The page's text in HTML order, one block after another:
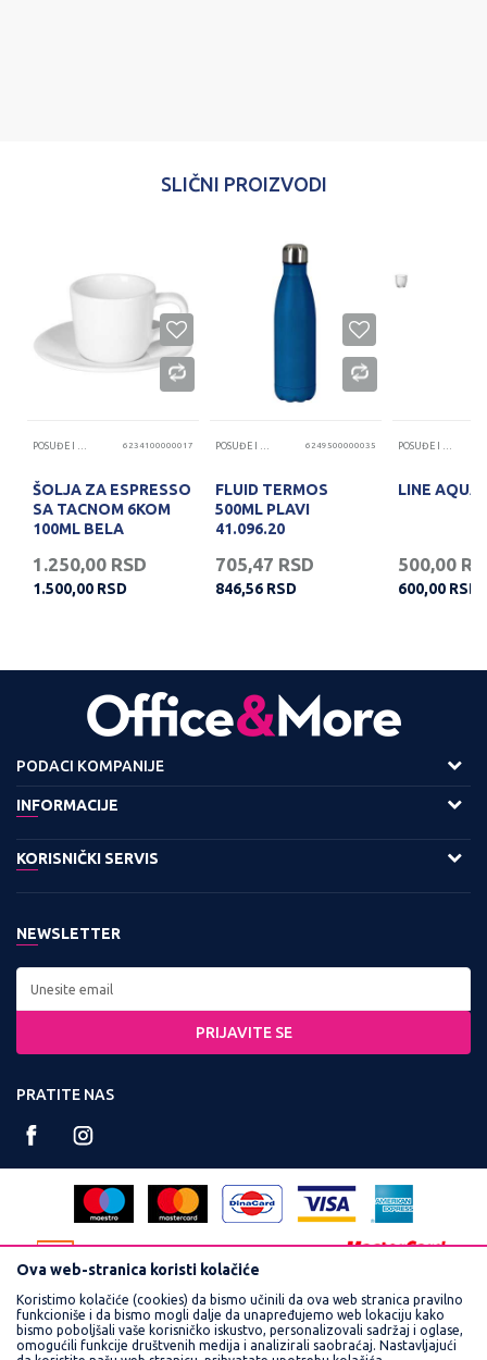
SLIČNI PROIZVODI
6234100000017
ŠOLJA ZA ESPRESSO
SA TACNOM 6KOM
100ML BELA
1.250,00 RSD
1.500,00 RSD
6249500000035
FLUID TERMOS
500ML PLAVI
41.096.20
705,47 RSD
846,56 RSD
LINE AQUA
500,00
600,00 RSD
PODACI KOMPANIJE
Adresa :
11158 Beograd
Tel: 0800 220022, 011 3460600
Radno vreme:
Ponedeljak - Petak od
160-359251-90
PIB:
102748300
Matični broj:
17462989
INFORMACIJE
O nama
Zaposlenje
Najčešća pitanja
KORISNIČKI SERVIS
Politika privatnosti
Kako kupiti
Isporuka
Povraćaj sredstava
Zamena veličine i zamena artikla za drugi
NEWSLETTER
PRIJAVITE SE
PRATITE NAS
Ova web-stranica koristi kolačiće
Koristimo kolačiće (cookies) da bismo učinili da ova web stranica pravilno
funkcioniše i da bismo mogli dalje da unapređujemo web lokaciju kako
bismo poboljšali vaše korisničko iskustvo, personalizovali sadržaj i oglase,
omogućili funkcije društvenih medija i analizirali saobraćaj. Nastavljajući